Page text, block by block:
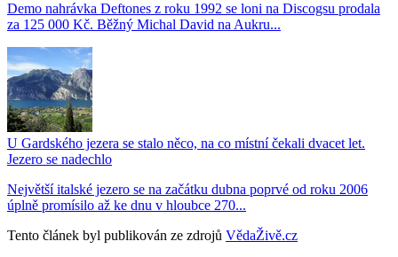
Demo nahrávka Deftones z roku 1992 se loni na Discogsu prodala
za 125 000 Kč. Běžný Michal David na Aukru...
U Gardského jezera se stalo něco, na co místní čekali dvacet let.
Jezero se nadechlo
Největší italské jezero se na začátku dubna poprvé od roku 2006
úplně promísilo až ke dnu v hloubce 270...
Tento článek byl publikován ze zdrojů VědaŽivě.cz